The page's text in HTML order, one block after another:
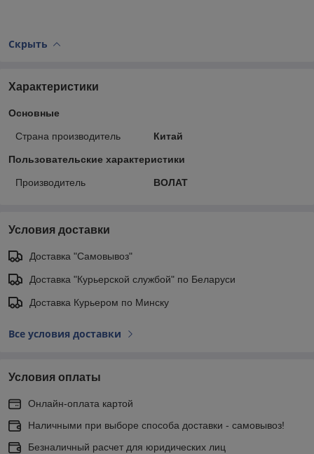
Скрыть
Характеристики
Основные
Страна производитель Китай
Пользовательские характеристики
Производитель ВОЛАТ
Условия доставки
Доставка "Самовывоз"
Доставка "Курьерской службой" по Беларуси
Доставка Курьером по Минску
Все условия доставки
Условия оплаты
Онлайн-оплата картой
Наличными при выборе способа доставки - самовывоз!
Безналичный расчет для юридических лиц